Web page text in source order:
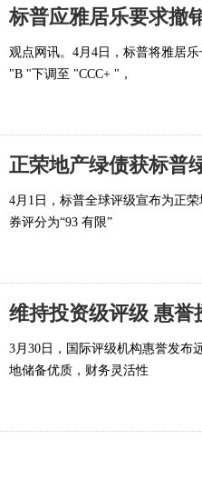
标普应雅居乐要求撤
观点网讯。4月4日，标普将雅居乐
"B "下调至 "CCC+ "，
正荣地产绿债获标普
4月1日，标普全球评级宣布为正
券评分为“93 有限”
维持投资级评级 惠誉
3月30日，国际评级机构惠誉发布
地储备优质，财务灵活性